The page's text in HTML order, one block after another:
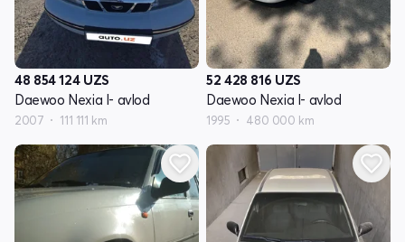
48 854 124 UZS
Daewoo Nexia I- avlod
2007 111 111 km
52 428 816 UZS
Daewoo Nexia I- avlod
1995 480 000 km